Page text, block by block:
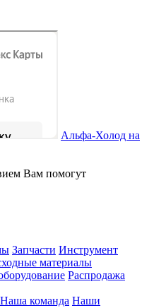
Альфа-Холод на
Вам помогут
Запчасти Инструмент
материалы
Распродажа
Наша команда Наши